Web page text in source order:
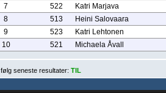
7
522
Katri Marjava
8
513
Heini Salovaara
9
523
Katri Lehtonen
10
521 Michaela Åvall
følg seneste resultater: TIL